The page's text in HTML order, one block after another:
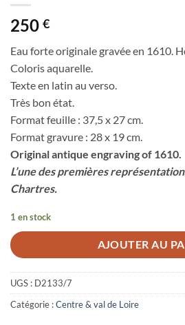
250 €
Eau forte originale gravée en 1610.
Coloris aquarelle.
Texte en latin au verso.
Très bon état.
Format feuille : 37,5 x 27 cm.
Format gravure : 28 x 19 cm.
Original antique engraving of 1610.
L’une des premières
Chartres.
1 en stock
AJOUTER AU
UGS : D2133/7
Catégorie :Centre & val de Loire